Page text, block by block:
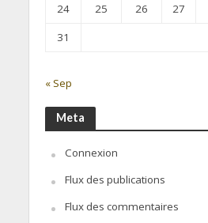
24
25 26 27
31
« Sep
Meta
Connexion
Flux des publications
Flux des commentaires